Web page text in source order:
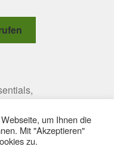
© 2009-2025um Ihnen die
Mit "Akzeptieren"
zu.